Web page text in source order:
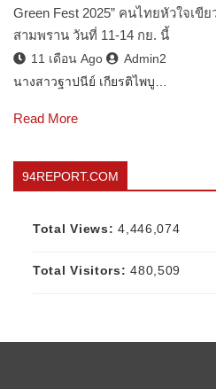
Green Fest 2025” คนไทยหัวใจเ
สามพราน วันที่ 11-14 กย. นี้
11 เดือน Ago
Admin2
นางสาวฐาปนีย์ เกียรติไพบู…
Read More
94REPORT.COM
Total Views:4,446,074
Total Visitors:480,509